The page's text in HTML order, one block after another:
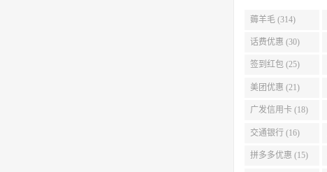
薅羊毛 (314)
话费优惠 (30)
签到红包 (25)
美团优惠 (21)
广发信用卡 (18)
交通银行 (16)
拼多多优惠 (15)